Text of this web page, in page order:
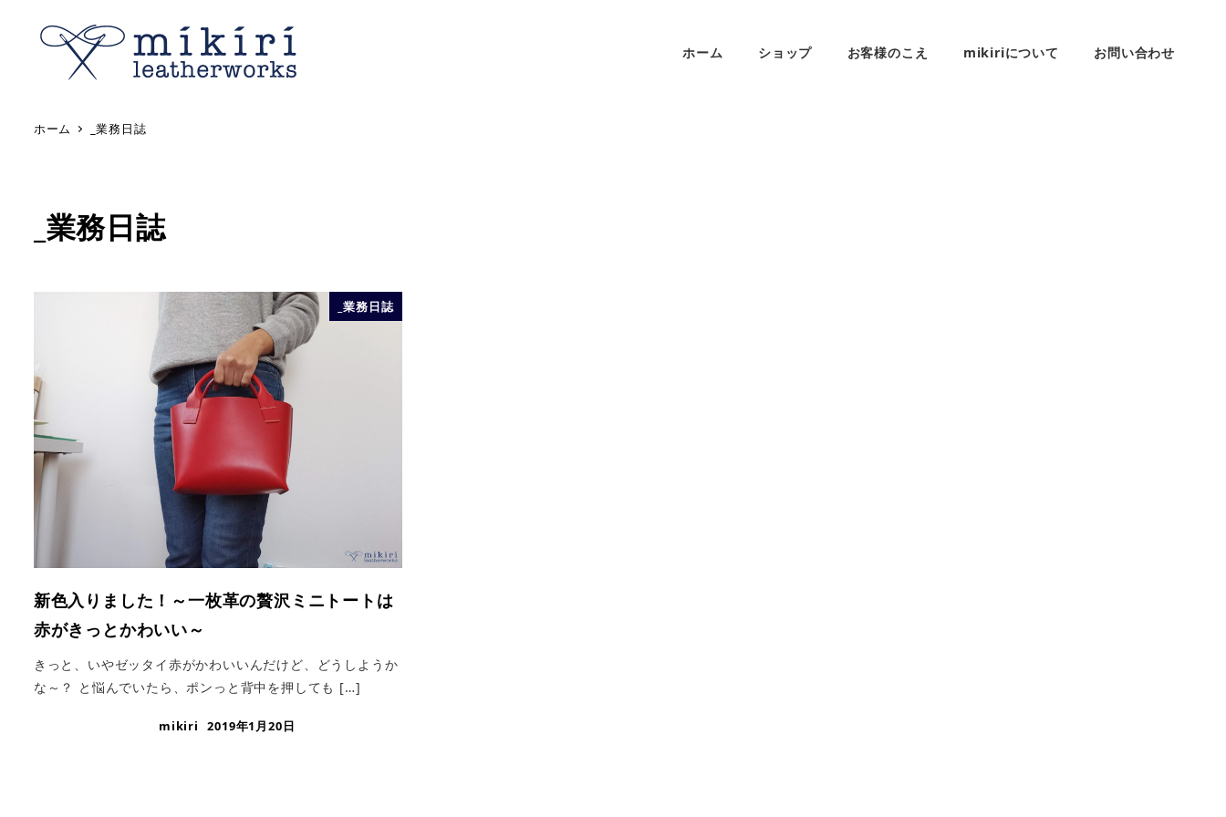
ホーム ショップ お客様のこえ mikiriについて お問い合わせ
ホーム _業務日誌
_業務日誌
_業務日誌
新色入りました！～一枚革の贅沢ミニトートは
赤がきっとかわいい～
きっと、いやゼッタイ赤がかわいいんだけど、どうしようか
な～？ と悩んでいたら、ポンっと背中を押しても […]
mikiri 2019年1月20日